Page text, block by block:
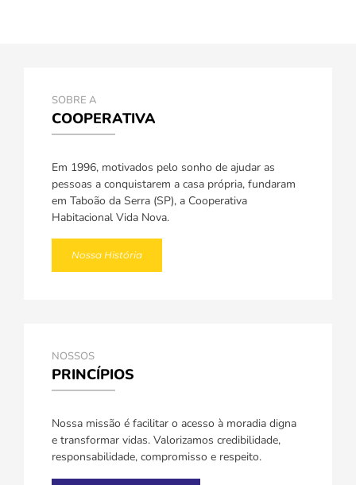
SOBRE A
COOPERATIVA
Em 1996, motivados pelo sonho de ajudar as
pessoas a conquistarem a casa própria, fundaram
em Taboão da Serra (SP), a Cooperativa
Habitacional Vida Nova.
Nossa História
NOSSOS
PRINCÍPIOS
Nossa missão é facilitar o acesso à moradia digna
e transformar vidas. Valorizamos credibilidade,
responsabilidade, compromisso e respeito.